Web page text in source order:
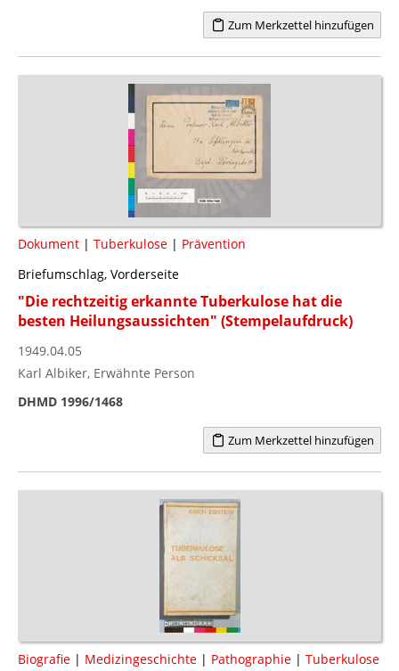
Zum Merkzettel hinzufügen
Dokument | Tuberkulose | Prävention
Briefumschlag, Vorderseite
"Die rechtzeitig erkannte Tuberkulose hat die
besten Heilungsaussichten" (Stempelaufdruck)
1949.04.05
Karl Albiker, Erwähnte Person
DHMD 1996/1468
Zum Merkzettel hinzufügen
Biografie | Medizingeschichte | Pathographie | Tuberkulose